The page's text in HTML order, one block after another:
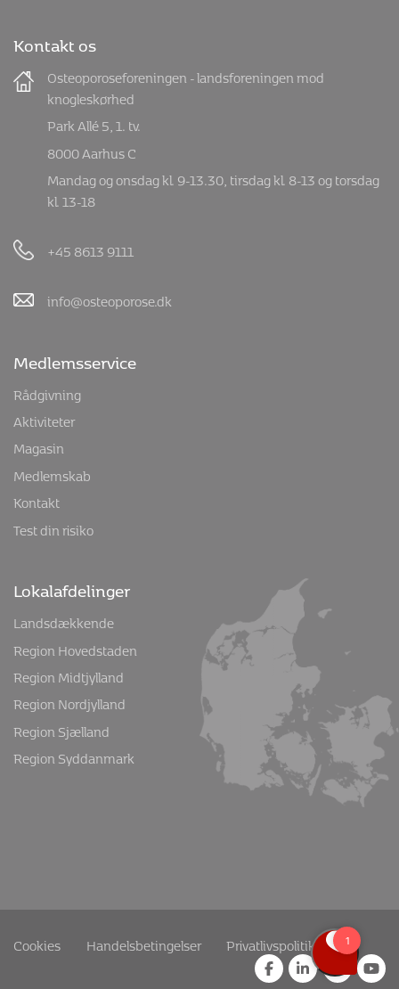
Kontakt os
Osteoporoseforeningen - landsforeningen mod
knogleskørhed
Park Allé 5, 1. tv.
8000 Aarhus C
Mandag og onsdag kl. 9-13.30, tirsdag kl. 8-13 og torsdag
kl. 13-18
+45 8613 9111
info@osteoporose.dk
Medlemsservice
Rådgivning
Aktiviteter
Magasin
Medlemskab
Kontakt
Test din risiko
Lokalafdelinger
Landsdækkende
Region Hovedstaden
Region Midtjylland
Region Nordjylland
Region Sjælland
Region Syddanmark
Cookies Handelsbetingelser Privatlivspolitik